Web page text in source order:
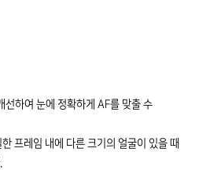
선하여 눈에 정확하게 AF를 맞출 수
프레임 내에 다른 크기의 얼굴이 있을 때